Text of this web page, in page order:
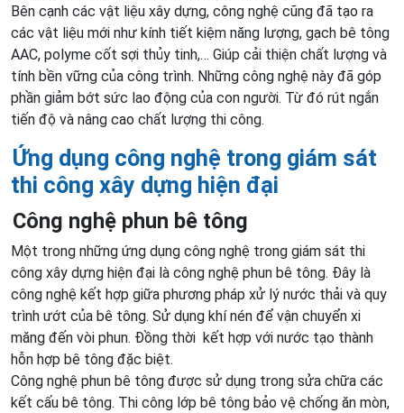
Bên cạnh các vật liệu xây dựng, công nghệ cũng đã tạo ra
các vật liệu mới như kính tiết kiệm năng lượng, gạch bê tông
AAC, polyme cốt sợi thủy tinh,… Giúp cải thiện chất lượng và
tính bền vững của công trình. Những công nghệ này đã góp
phần giảm bớt sức lao động của con người. Từ đó rút ngắn
tiến độ và nâng cao chất lượng thi công.
Ứng dụng công nghệ trong giám sát
thi công xây dựng hiện đại
Công nghệ phun bê tông
Một trong những ứng dụng công nghệ trong giám sát thi
công xây dựng hiện đại là công nghệ phun bê tông. Đây là
công nghệ kết hợp giữa phương pháp xử lý nước thải và quy
trình ướt của bê tông. Sử dụng khí nén để vận chuyển xi
măng đến vòi phun. Đồng thời kết hợp với nước tạo thành
hỗn hợp bê tông đặc biệt.
Công nghệ phun bê tông được sử dụng trong sửa chữa các
kết cấu bê tông. Thi công lớp bê tông bảo vệ chống ăn mòn,